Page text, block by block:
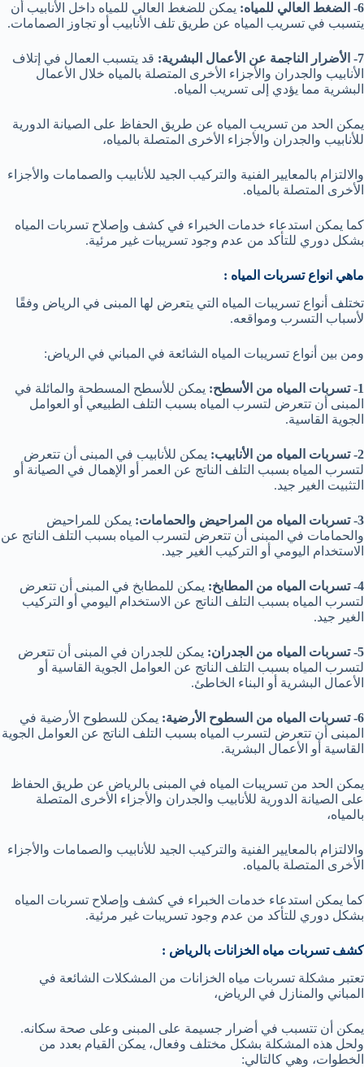
6- الضغط العالي للمياه:
يمكن للضغط العالي للمياه داخل الأنابيب أن
يتسبب في تسريب المياه عن طريق تلف الأنابيب أو تجاوز الصمامات.
7- الأضرار الناجمة عن الأعمال البشرية:
قد يتسبب العمال في إتلاف
الأنابيب والجدران والأجزاء الأخرى المتصلة بالمياه خلال الأعمال
البشرية مما يؤدي إلى تسريب المياه.
يمكن الحد من تسريب المياه عن طريق الحفاظ على الصيانة الدورية
للأنابيب والجدران والأجزاء الأخرى المتصلة بالمياه،
والالتزام بالمعايير الفنية والتركيب الجيد للأنابيب والصمامات والأجزاء
الأخرى المتصلة بالمياه.
كما يمكن استدعاء خدمات الخبراء في كشف وإصلاح تسربات المياه
بشكل دوري للتأكد من عدم وجود تسريبات غير مرئية.
ماهي انواع تسربات المياه :
تختلف أنواع تسريبات المياه التي يتعرض لها المبنى في الرياض وفقًا
لأسباب التسرب ومواقعه.
ومن بين أنواع تسريبات المياه الشائعة في المباني في الرياض:
1- تسربات المياه من الأسطح:
يمكن للأسطح المسطحة والمائلة في
المبنى أن تتعرض لتسرب المياه بسبب التلف الطبيعي أو العوامل
الجوية القاسية.
2- تسربات المياه من الأنابيب:
يمكن للأنابيب في المبنى أن تتعرض
لتسرب المياه بسبب التلف الناتج عن العمر أو الإهمال في الصيانة أو
التثبيت الغير جيد.
3- تسربات المياه من المراحيض والحمامات:
يمكن للمراحيض
والحمامات في المبنى أن تتعرض لتسرب المياه بسبب التلف الناتج عن
الاستخدام اليومي أو التركيب الغير جيد.
4- تسربات المياه من المطابخ:
يمكن للمطابخ في المبنى أن تتعرض
لتسرب المياه بسبب التلف الناتج عن الاستخدام اليومي أو التركيب
الغير جيد.
5- تسربات المياه من الجدران:
يمكن للجدران في المبنى أن تتعرض
لتسرب المياه بسبب التلف الناتج عن العوامل الجوية القاسية أو
الأعمال البشرية أو البناء الخاطئ.
6- تسربات المياه من السطوح الأرضية:
يمكن للسطوح الأرضية في
المبنى أن تتعرض لتسرب المياه بسبب التلف الناتج عن العوامل الجوية
القاسية أو الأعمال البشرية.
يمكن الحد من تسريبات المياه في المبنى بالرياض عن طريق الحفاظ
على الصيانة الدورية للأنابيب والجدران والأجزاء الأخرى المتصلة
بالمياه،
والالتزام بالمعايير الفنية والتركيب الجيد للأنابيب والصمامات والأجزاء
الأخرى المتصلة بالمياه.
كما يمكن استدعاء خدمات الخبراء في كشف وإصلاح تسربات المياه
بشكل دوري للتأكد من عدم وجود تسريبات غير مرئية.
كشف تسربات مياه الخزانات بالرياض :
تعتبر مشكلة تسربات مياه الخزانات من المشكلات الشائعة في
المباني والمنازل في الرياض،
يمكن أن تتسبب في أضرار جسيمة على المبنى وعلى صحة سكانه.
ولحل هذه المشكلة بشكل مختلف وفعال، يمكن القيام بعدد من
الخطوات، وهي كالتالي: